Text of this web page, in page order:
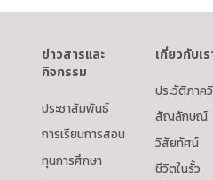
ข่าวสารและ
กิจกรรม
ประชาสัมพันธ์
การเรียนการสอน
ทุนการศึกษา
เกี่ยวกับเร
ประวัติภาค
สัญลักษณ์
วิสัยทัศน์
ชีวิตในรั้ว